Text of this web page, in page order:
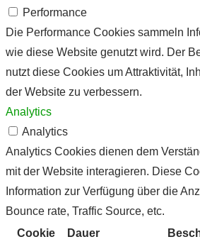
Performance
Die Performance Cookies sammeln
wie diese Website genutzt wird. Der
nutzt diese Cookies um Attraktivität,
der Website zu verbessern.
Analytics
Analytics
Analytics Cookies dienen dem
mit der Website interagieren. Diese
Information zur Verfügung über die
Bounce rate, Traffic Source, etc.
Cookie
Dauer